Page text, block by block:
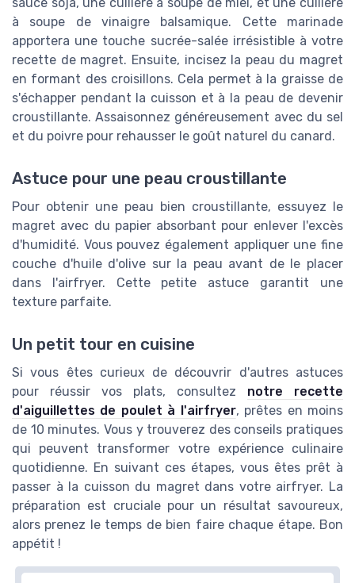
à soupe de vinaigre balsamique. Cette marinade
apportera une touche sucrée-salée irrésistible à votre
recette de magret. Ensuite, incisez la peau du magret
en formant des croisillons. Cela permet à la graisse de
s'échapper pendant la cuisson et à la peau de devenir
croustillante. Assaisonnez généreusement avec du sel
et du poivre pour rehausser le goût naturel du canard.
Astuce pour une peau croustillante
Pour obtenir une peau bien croustillante, essuyez le
magret avec du papier absorbant pour enlever l'excès
d'humidité. Vous pouvez également appliquer une fine
couche d'huile d'olive sur la peau avant de le placer
dans l'airfryer. Cette petite astuce garantit une
texture parfaite.
Un petit tour en cuisine
Si vous êtes curieux de découvrir d'autres astuces
pour réussir vos plats, consultez notre recette
d'aiguillettes de poulet à l'airfryer, prêtes en moins
de 10 minutes. Vous y trouverez des conseils pratiques
qui peuvent transformer votre expérience culinaire
quotidienne. En suivant ces étapes, vous êtes prêt à
passer à la cuisson du magret dans votre airfryer. La
préparation est cruciale pour un résultat savoureux,
alors prenez le temps de bien faire chaque étape. Bon
appétit !